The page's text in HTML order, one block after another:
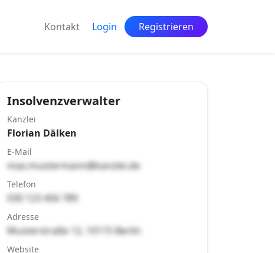
Kontakt Login Registrieren
Insolvenzverwalter
Kanzlei
Florian Dälken
E-Mail
max.mustermann@kanzlei.de
Telefon
030 123 456 789
Adresse
Musterstraße 12, 10115 Berlin
Website